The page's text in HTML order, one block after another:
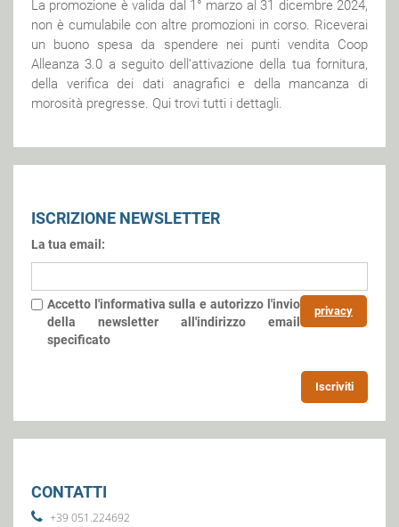
La promozione è valida dal 1° marzo al 31 dicembre 2024,
non è cumulabile con altre promozioni in corso. Riceverai
un buono spesa da spendere nei punti vendita Coop
Alleanza 3.0 a seguito dell’attivazione della tua fornitura,
della verifica dei dati anagrafici e della mancanza di
morosità pregresse. Qui trovi tutti i dettagli.
ISCRIZIONE NEWSLETTER
La tua email:
Accetto l'informativa sulla privacy
e autorizzo l'invio
della newsletter all'indirizzo email
specificato
Iscriviti
CONTATTI
+39 051.224692